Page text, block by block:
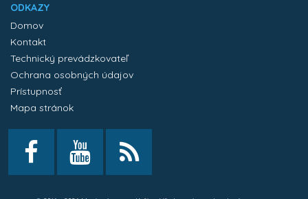
ODKAZY
Domov
Kontakt
Technický prevádzkovateľ
Ochrana osobných údajov
Prístupnosť
Mapa stránok